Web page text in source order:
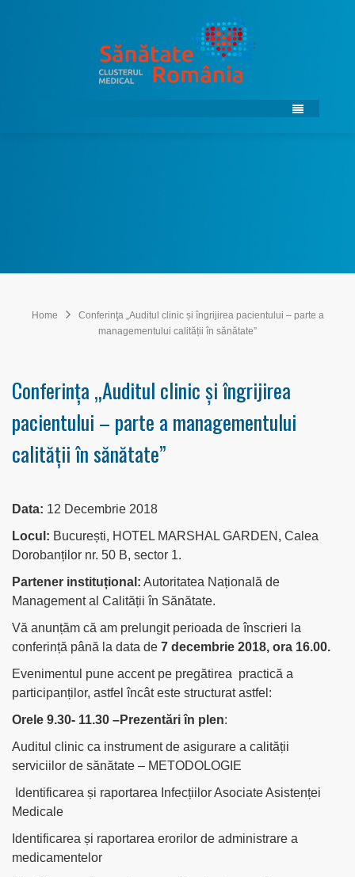
Home
Conferinţa „Auditul clinic și îngrijirea pacientului – parte a
managementului calității în sănătate”
Conferinţa „Auditul clinic și îngrijirea
pacientului – parte a managementului
calității în sănătate”
Data: 12 Decembrie 2018
Locul: București, HOTEL MARSHAL GARDEN, Calea
Dorobanților nr. 50 B, sector 1.
Partener instituțional: Autoritatea Națională de
Management al Calității în Sănătate.
Vă anunțăm că am prelungit perioada de înscrieri la
conferință până la data de 7 decembrie 2018, ora 16.00.
Evenimentul pune accent pe pregătirea practică a
participanților, astfel încât este structurat astfel:
Orele 9.30- 11.30 –Prezentări în plen:
Auditul clinic ca instrument de asigurare a calității
serviciilor de sănătate – METODOLOGIE
Identificarea și raportarea Infecțiilor Asociate Asistenței
Medicale
Identificarea și raportarea erorilor de administrare a
medicamentelor